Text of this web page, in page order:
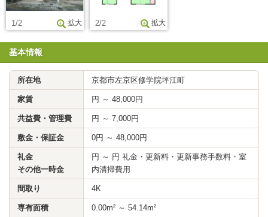
1/2 拡大 2/2 拡大
基本情報
所在地 京都市左京区修学院坪江町
家賃 円 ～ 48,000円
共益費・管理費 円 ～ 7,000円
敷金・保証金 0円 ～ 48,000円
礼金
その他一時金
円 ～ 円 礼金・更新料・更新事務手数料・室
内清掃費用
間取り 4K
専有面積 0.00m² ～ 54.14m²